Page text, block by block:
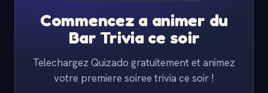
Commencez a animer du
Bar Trivia ce soir
Telechargez Quizado gratuitement et animez
votre premiere soiree trivia ce soir !